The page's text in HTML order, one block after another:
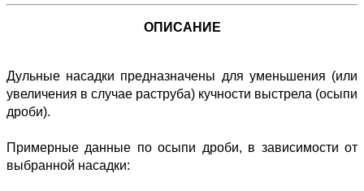
ОПИСАНИЕ
Дульные насадки предназначены для уменьшения (или
увеличения в случае раструба) кучности выстрела (осыпи
дроби).
Примерные данные по осыпи дроби, в зависимости от
выбранной насадки: